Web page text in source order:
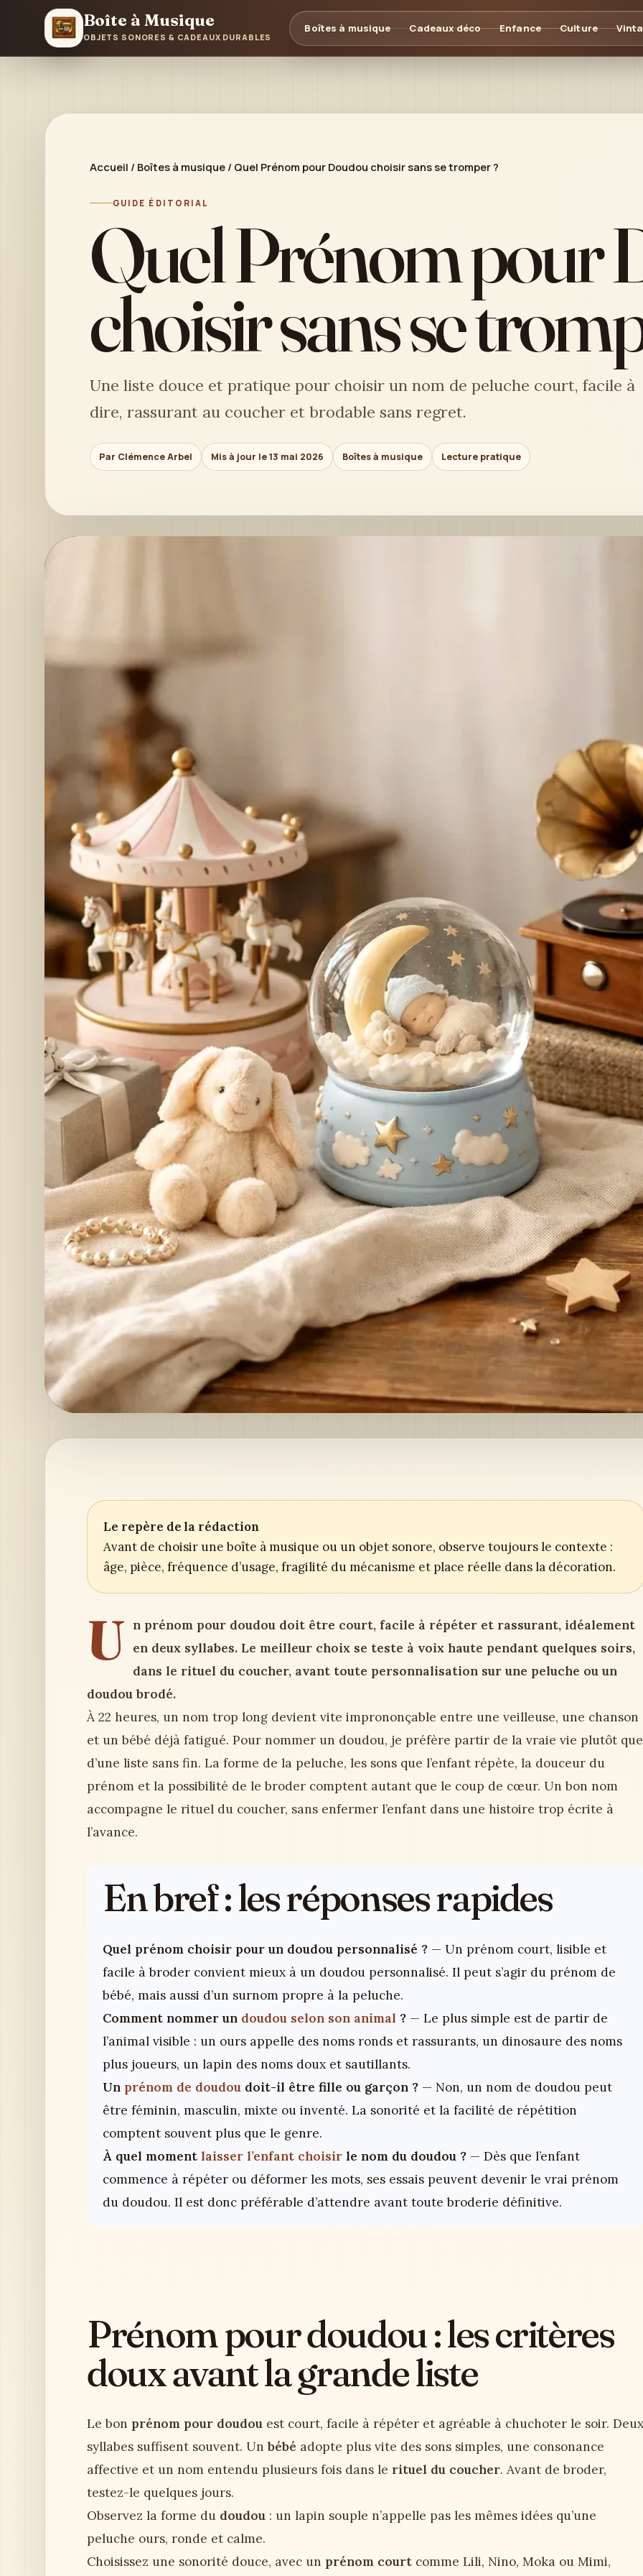
Boîte à Musique
OBJETS SONORES & CADEAUX DURABLES
Boîtes à musique Cadeaux déco Enfance Culture
Accueil / Boîtes à musique / Quel Prénom pour Doudou choisir sans se tromper ?
GUIDE ÉDITORIAL
Quel Prénom pour
choisir sans se
Une liste douce et pratique pour choisir un nom de peluche court, facile à
dire, rassurant au coucher et brodable sans regret.
Par Clémence Arbel Mis à jour le 13 mai 2026 Boîtes à musique Lecture pratique
Le repère de la rédaction
Avant de choisir une boîte à musique ou un objet sonore, observe toujours le contexte :
âge, pièce, fréquence d’usage, fragilité du mécanisme et place réelle dans la décoration.
U n prénom pour doudou doit être court, facile à répéter et rassurant, idéalement
en deux syllabes. Le meilleur choix se teste à voix haute pendant quelques soirs,
dans le rituel du coucher, avant toute personnalisation sur une peluche ou un
doudou brodé.
À 22 heures, un nom trop long devient vite imprononçable entre une veilleuse, une chanson
et un bébé déjà fatigué. Pour nommer un doudou, je préfère partir de la vraie vie plutôt que
d’une liste sans fin. La forme de la peluche, les sons que l’enfant répète, la douceur du
prénom et la possibilité de le broder comptent autant que le coup de cœur. Un bon nom
accompagne le rituel du coucher, sans enfermer l’enfant dans une histoire trop écrite à
l’avance.
En bref : les réponses rapides
Quel prénom choisir pour un doudou personnalisé ? — Un prénom court, lisible et
facile à broder convient mieux à un doudou personnalisé. Il peut s’agir du prénom de
bébé, mais aussi d’un surnom propre à la peluche.
Comment nommer un doudou selon son animal ? — Le plus simple est de partir de
l’animal visible : un ours appelle des noms ronds et rassurants, un dinosaure des noms
plus joueurs, un lapin des noms doux et sautillants.
Un prénom de doudou doit-il être fille ou garçon ? — Non, un nom de doudou peut
être féminin, masculin, mixte ou inventé. La sonorité et la facilité de répétition
comptent souvent plus que le genre.
À quel moment laisser l’enfant choisir le nom du doudou ? — Dès que l’enfant
commence à répéter ou déformer les mots, ses essais peuvent devenir le vrai prénom
du doudou. Il est donc préférable d’attendre avant toute broderie définitive.
Prénom pour doudou : les critères
doux avant la grande liste
Le bon prénom pour doudou est court, facile à répéter et agréable à chuchoter le soir. Deux
syllabes suffisent souvent. Unbébé adopte plus vite des sons simples, une consonance
affective et un nom entendu plusieurs fois dans le rituel du coucher. Avant de broder,
testez-le quelques jours.
Observez la forme du doudou : un lapin souple n’appelle pas les mêmes idées qu’une
peluche ours, ronde et calme.
Choisissez une sonorité douce, avec un prénom court comme Lili, Nino, Moka ou Mimi,